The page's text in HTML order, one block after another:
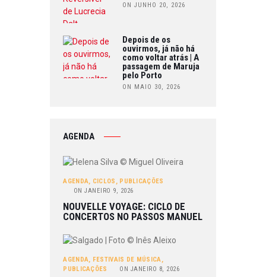
ON JUNHO 20, 2026
Depois de os
ouvirmos, já não há
como voltar atrás | A
passagem de Maruja
pelo Porto
ON MAIO 30, 2026
AGENDA
AGENDA, CICLOS , PUBLICAÇÕES
ON JANEIRO 9, 2026
NOUVELLE VOYAGE: CICLO DE
CONCERTOS NO PASSOS MANUEL
AGENDA, FESTIVAIS DE MÚSICA,
PUBLICAÇÕES
ON JANEIRO 8, 2026